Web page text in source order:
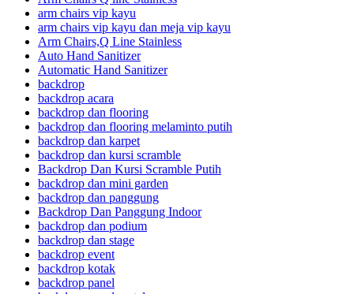
arm chairs vip kayu
arm chairs vip kayu dan meja vip kayu
Arm Chairs,Q Line Stainless
Auto Hand Sanitizer
Automatic Hand Sanitizer
backdrop
backdrop acara
backdrop dan flooring
backdrop dan flooring melaminto putih
backdrop dan karpet
backdrop dan kursi scramble
Backdrop Dan Kursi Scramble Putih
backdrop dan mini garden
backdrop dan panggung
Backdrop Dan Panggung Indoor
backdrop dan podium
backdrop dan stage
backdrop event
backdrop kotak
backdrop panel